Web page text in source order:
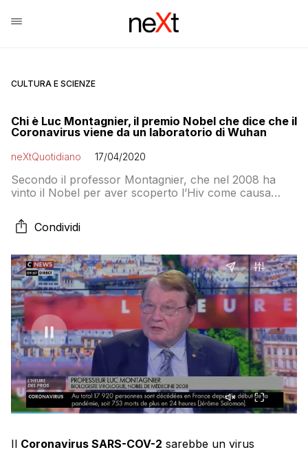
CULTURA E SCIENZE
Chi è Luc Montagnier, il premio Nobel che dice che il
Coronavirus viene da un laboratorio di Wuhan
neXtQuotidiano 17/04/2020
Secondo il professor Montagnier, che nel 2008 ha
vinto il Nobel per aver scoperto l’Hiv come causa
2017 è stato oggetto di un appello-denuncia di 100
accademici francesi per le sue bufale sui vaccini, la
accidentalmente da un laboratorio di Wuhan
Condividi
Il Coronavirus SARS-COV-2 sarebbe un virus